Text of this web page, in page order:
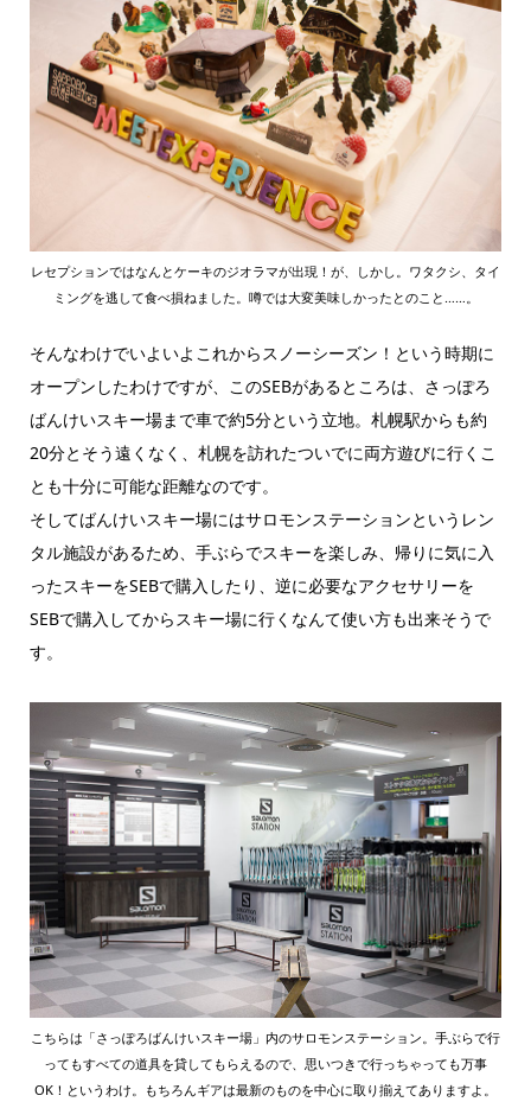
レセプションではなんとケーキのジオラマが出現！が、しかし。ワタクシ、タイ
ミングを逃して食べ損ねました。噂では大変美味しかったとのこと……。
そんなわけでいよいよこれからスノーシーズン！という時期に
オープンしたわけですが、このSEBがあるところは、さっぽろ
ばんけいスキー場まで車で約5分という立地。札幌駅からも約
20分とそう遠くなく、札幌を訪れたついでに両方遊びに行くこ
とも十分に可能な距離なのです。
そしてばんけいスキー場にはサロモンステーションというレン
タル施設があるため、手ぶらでスキーを楽しみ、帰りに気に入
ったスキーをSEBで購入したり、逆に必要なアクセサリーを
SEBで購入してからスキー場に行くなんて使い方も出来そうで
す。
こちらは「さっぽろばんけいスキー場」内のサロモンステーション。手ぶらで行
ってもすべての道具を貸してもらえるので、思いつきで行っちゃっても万事
OK！というわけ。もちろんギアは最新のものを中心に取り揃えてありますよ。